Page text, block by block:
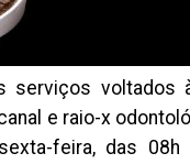
voltados
e raio-x
feira, das